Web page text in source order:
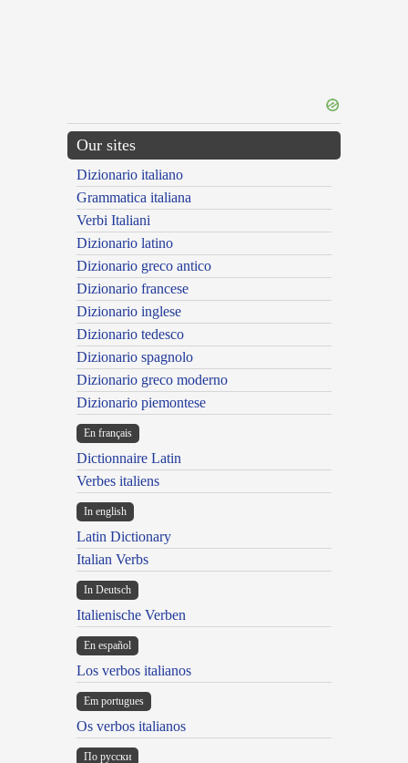
Our sites
Dizionario italiano
Grammatica italiana
Verbi Italiani
Dizionario latino
Dizionario greco antico
Dizionario francese
Dizionario inglese
Dizionario tedesco
Dizionario spagnolo
Dizionario greco moderno
Dizionario piemontese
En français
Dictionnaire Latin
Verbes italiens
In english
Latin Dictionary
Italian Verbs
In Deutsch
Italienische Verben
En español
Los verbos italianos
Em portugues
Os verbos italianos
По русски